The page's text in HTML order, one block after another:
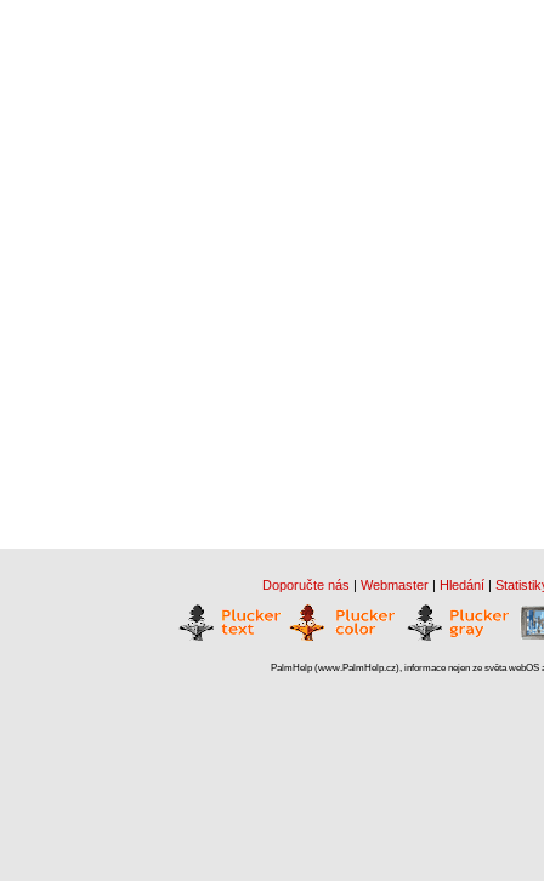
Doporučte nás | Webmaster | Hledání |
PalmHelp (www.PalmHelp.cz), informace nejen ze světa